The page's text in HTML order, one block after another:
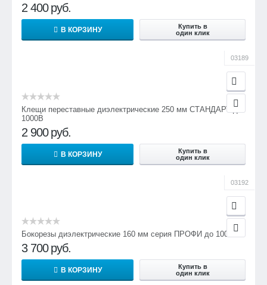
2 400 руб.
В КОРЗИНУ
Купить в
один клик
03189
Клещи переставные диэлектрические 250 мм СТАНДАРТ до
1000В
2 900 руб.
В КОРЗИНУ
Купить в
один клик
03192
Бокорезы диэлектрические 160 мм серия ПРОФИ до 1000В
3 700 руб.
В КОРЗИНУ
Купить в
один клик